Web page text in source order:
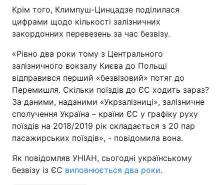
Крім того, Климпуш-Цинцадзе поділилася
цифрами щодо кількості залізничних
закордонних перевезень за час безвізу.
«Рівно два роки тому з Центрального
залізничного вокзалу Києва до Польщі
відправився перший «безвізовий» потяг до
Перемишля. Скільки поїздів до ЄС ходить зараз?
За даними, наданими «Укрзалізниці», залізничне
сполучення Україна – країни ЄС у графіку руху
поїздів на 2018/2019 рік складається з 20 пар
пасажирських поїздів», - повідомила вона.
Як повідомляв УНІАН, сьогодні українському
безвізу із ЄС виповнюється два роки.